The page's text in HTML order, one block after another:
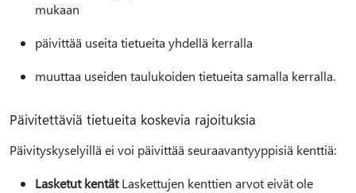
mukaan
päivittää useita tietueita yhdellä kerralla
muuttaa useiden taulukoiden tietueita samalla kerralla.
Päivitettäviä tietueita koskevia rajoituksia
Päivityskyselyillä ei voi päivittää seuraavantyyppisiä kenttiä:
Lasketut kentätLaskettujen kenttien arvot eivät ole